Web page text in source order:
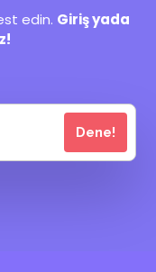
edin. Giriş yada
Dene!